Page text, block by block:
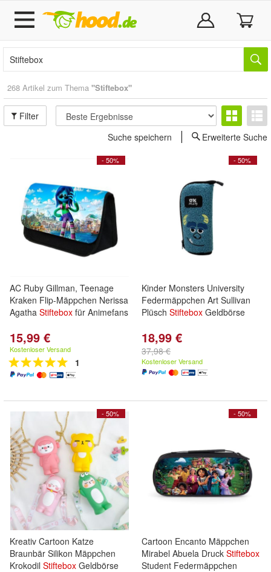
268 Artikel zum Thema "Stiftebox"
Filter
Suche speichern
Erweiterte Suche
- 50%
AC Ruby Gillman, Teenage
Kraken Flip-Mäppchen Nerissa
Agatha Stiftebox für Animefans
15,99 €
Kostenloser Versand
1
- 50%
Kinder Monsters University
Federmäppchen Art Sullivan
Plüsch Stiftebox Geldbörse
18,99 €
37,98 €
Kostenloser Versand
- 50%
Kreativ Cartoon Katze
Braunbär Silikon Mäppchen
Krokodil Stiftebox Geldbörse
- 50%
Cartoon Encanto Mäppchen
Mirabel Abuela Druck Stiftebox
Student Federmäppchen